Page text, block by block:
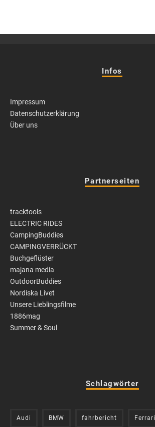
Infos
Impressum
Datenschutzerklärung
Über uns
Partnerseiten
tracktools
ELECTRIC RIDES
CampingBuddies
CAMPINGVERRÜCKT
Buchgeflüster
majana media
OutdoorBuddies
Nordiska Livet
Unsere Lieblingsfilme
1886mag
Summer & Soul
Schlagwörter
Audi BMW fahrbericht Ferrari